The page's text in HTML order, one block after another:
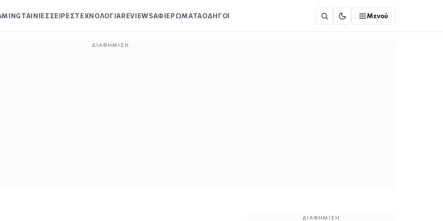
ΤΑΙΝΙΕΣΣΕΙΡΕΣΤΕΧΝΟΛΟΓΙΑREVIEWSΑΦΙΕΡΩΜΑΤΑΟΔΗΓΟΙ Μενού
ΔΙΑΦΉΜΙΣΗ
ΔΙΑΦΉΜΙΣΗ